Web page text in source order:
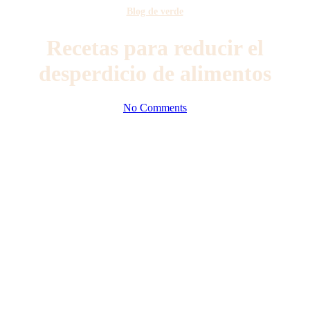
Blog de verde
Recetas para reducir el
desperdicio de alimentos
No Comments